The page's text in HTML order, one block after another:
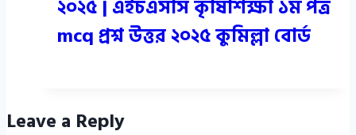
২০২৫ | এইচএসসি কৃষিশিক্ষা ১ম পত্র
mcq প্রশ্ন উত্তর ২০২৫ কুমিল্লা বোর্ড
Leave a Reply